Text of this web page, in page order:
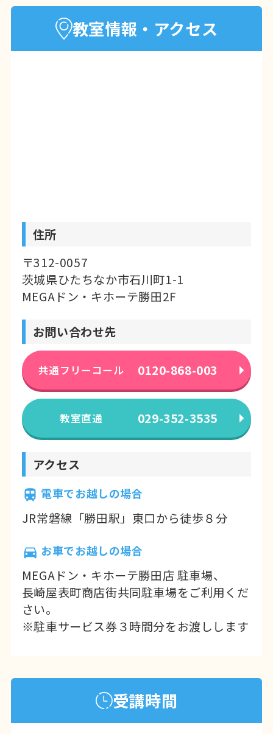
教室情報・アクセス
住所
〒312-0057
茨城県ひたちなか市石川町1-1
MEGAドン・キホーテ勝田2F
お問い合わせ先
共通フリーコール 0120-868-003
教室直通 029-352-3535
アクセス
電車でお越しの場合
JR常磐線「勝田駅」東口から徒歩８分
お車でお越しの場合
MEGAドン・キホーテ勝田店 駐車場、
長崎屋表町商店街共同駐車場をご利用くだ
さい。
※駐車サービス券３時間分をお渡しします
受講時間